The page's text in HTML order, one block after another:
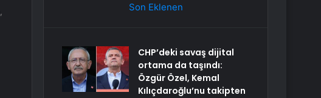
Son Eklenen
CHP’deki savaş dijital
ortama da taşındı:
Özgür Özel, Kemal
Kılıçdaroğlu’nu takipten